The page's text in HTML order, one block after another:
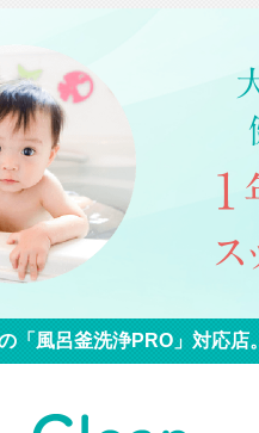
「風呂釜洗浄PRO」対応店。